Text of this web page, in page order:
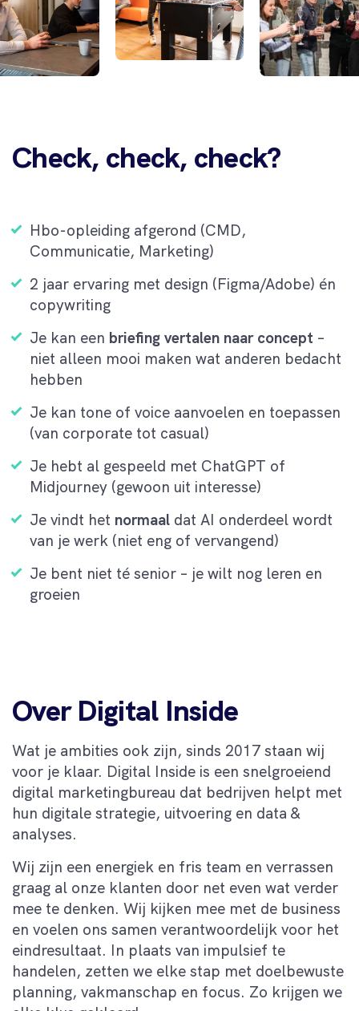
Check, check, check?
Hbo-opleiding afgerond (CMD,
Communicatie, Marketing)
2 jaar ervaring met design (Figma/Adobe) én
copywriting
Je kan een briefing vertalen naar concept –
niet alleen mooi maken wat anderen bedacht
hebben
Je kan tone of voice aanvoelen en toepassen
(van corporate tot casual)
Je hebt al gespeeld met ChatGPT of
Midjourney (gewoon uit interesse)
Je vindt het normaal dat AI onderdeel wordt
van je werk (niet eng of vervangend)
Je bent niet té senior – je wilt nog leren en
groeien
Over Digital Inside
Wat je ambities ook zijn, sinds 2017 staan wij
voor je klaar. Digital Inside is een snelgroeiend
digital marketingbureau dat bedrijven helpt met
hun digitale strategie, uitvoering en data &
analyses.
Wij zijn een energiek en fris team en verrassen
graag al onze klanten door net even wat verder
mee te denken. Wij kijken mee met de business
en voelen ons samen verantwoordelijk voor het
eindresultaat. In plaats van impulsief te
handelen, zetten we elke stap met doelbewuste
planning, vakmanschap en focus. Zo krijgen we